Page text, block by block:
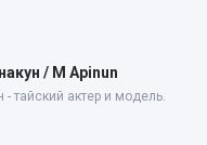
/ M Apinun
тайский актер и модель.